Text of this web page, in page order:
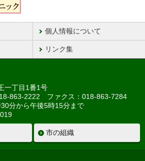
個人情報について
リンク集
一丁目1番1号
863-2222 ファクス：018-863-7284
分から午後5時15分まで
市の組織